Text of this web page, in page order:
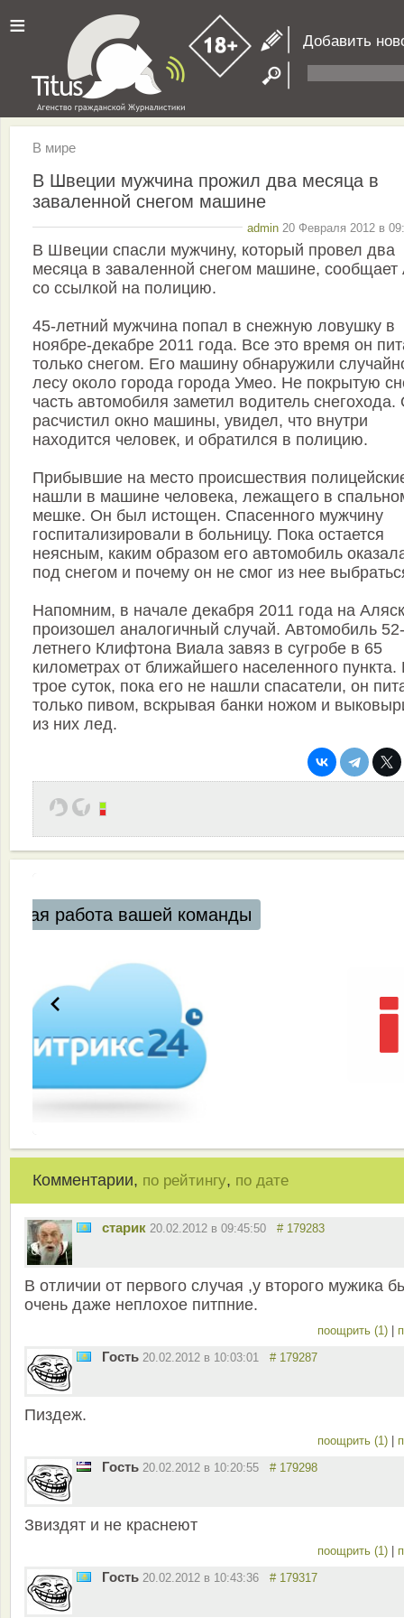
≡ Добавить
В мире
В Швеции мужчина прожил два месяца в
заваленной снегом машине
admin 20 Февраля 2012 в
В Швеции спасли мужчину, который провел два
месяца в заваленной снегом машине, сообщает
со ссылкой на полицию.
45-летний мужчина попал в снежную ловушку в
ноябре-декабре 2011 года. Все это время он
только снегом. Его машину обнаружили
лесу около города города Умео. Не покрытую
часть автомобиля заметил водитель снегохода.
расчистил окно машины, увидел, что внутри
находится человек, и обратился в полицию.
Прибывшие на место происшествия
нашли в машине человека, лежащего в
мешке. Он был истощен. Спасенного мужчину
госпитализировали в больницу. Пока остается
неясным, каким образом его автомобиль
под снегом и почему он не смог из нее
Напомним, в начале декабря 2011 года на
произошел аналогичный случай. Автомобиль 52-
летнего Клифтона Виала завяз в сугробе в 65
километрах от ближайшего населенного пункта.
трое суток, пока его не нашли спасатели, он
только пивом, вскрывая банки ножом и
из них лед.
Комментарии, по рейтингу, по дате
старик 20.02.2012 в 09:45:50 # 179283
В отличии от первого случая ,у второго мужика
очень даже неплохое питпние.
поощрить (1)
Гость 20.02.2012 в 10:03:01 # 179287
Пиздеж.
поощрить (1)
Гость 20.02.2012 в 10:20:55 # 179298
Звиздят и не краснеют
поощрить (1)
Гость 20.02.2012 в 10:43:36 # 179317